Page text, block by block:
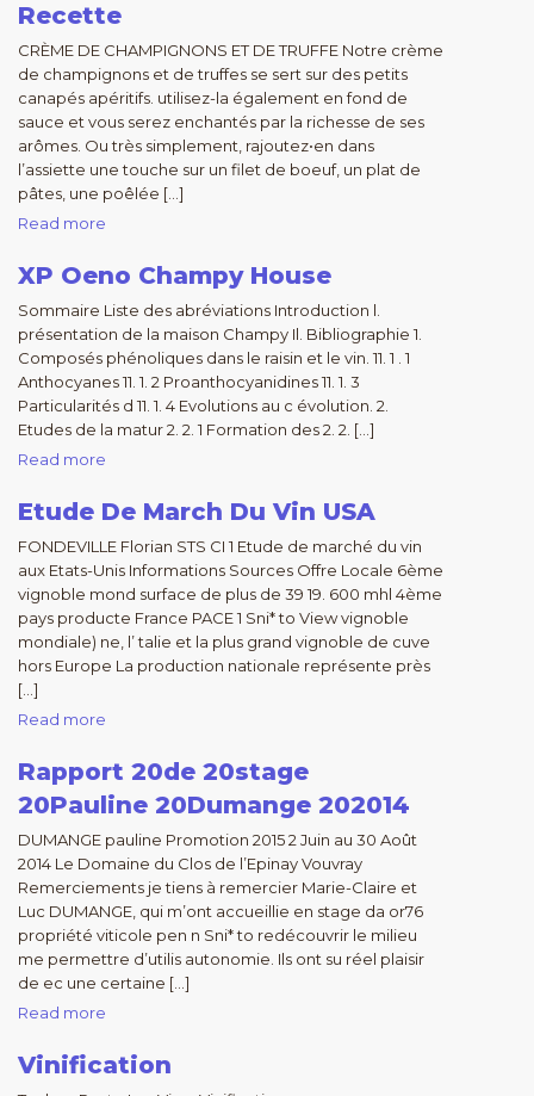
Recette
CRÈME DE CHAMPIGNONS ET DE TRUFFE Notre crème
de champignons et de truffes se sert sur des petits
canapés apéritifs. utilisez-la également en fond de
sauce et vous serez enchantés par la richesse de ses
arômes. Ou très simplement, rajoutez•en dans
l’assiette une touche sur un filet de boeuf, un plat de
pâtes, une poêlée […]
Read more
XP Oeno Champy House
Sommaire Liste des abréviations Introduction l.
présentation de la maison Champy Il. Bibliographie 1.
Composés phénoliques dans le raisin et le vin. 11. 1 . 1
Anthocyanes 11. 1. 2 Proanthocyanidines 11. 1. 3
Particularités d 11. 1. 4 Evolutions au c évolution. 2.
Etudes de la matur 2. 2. 1 Formation des 2. 2. […]
Read more
Etude De March Du Vin USA
FONDEVILLE Florian STS CI 1 Etude de marché du vin
aux Etats-Unis Informations Sources Offre Locale 6ème
vignoble mond surface de plus de 39 19. 600 mhl 4ème
pays producte France PACE 1 Sni* to View vignoble
mondiale) ne, l’ talie et la plus grand vignoble de cuve
hors Europe La production nationale représente près
[…]
Read more
Rapport 20de 20stage
20Pauline 20Dumange 202014
DUMANGE pauline Promotion 2015 2 Juin au 30 Août
2014 Le Domaine du Clos de l’Epinay Vouvray
Remerciements je tiens à remercier Marie-Claire et
Luc DUMANGE, qui m’ont accueillie en stage da or76
propriété viticole pen n Sni* to redécouvrir le milieu
me permettre d’utilis autonomie. Ils ont su réel plaisir
de ec une certaine […]
Read more
Vinification